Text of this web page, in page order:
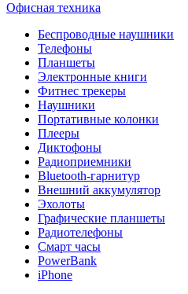
Офисная техника
Беспроводные наушники
Телефоны
Планшеты
Электронные книги
Фитнес трекеры
Наушники
Портативные колонки
Плееры
Диктофоны
Радиоприемники
Bluetooth-гарнитур
Внешний аккумулятор
Эхолоты
Графические планшеты
Радиотелефоны
Смарт часы
PowerBank
iPhone